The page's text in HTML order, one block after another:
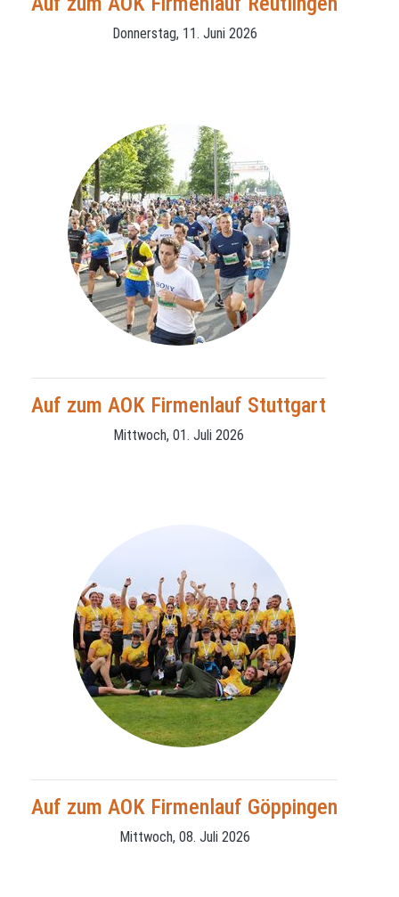
Donnerstag, 11. Juni 2026
Auf zum AOK Firmenlauf Stuttgart
Mittwoch, 01. Juli 2026
Auf zum AOK Firmenlauf Göppingen
Mittwoch, 08. Juli 2026